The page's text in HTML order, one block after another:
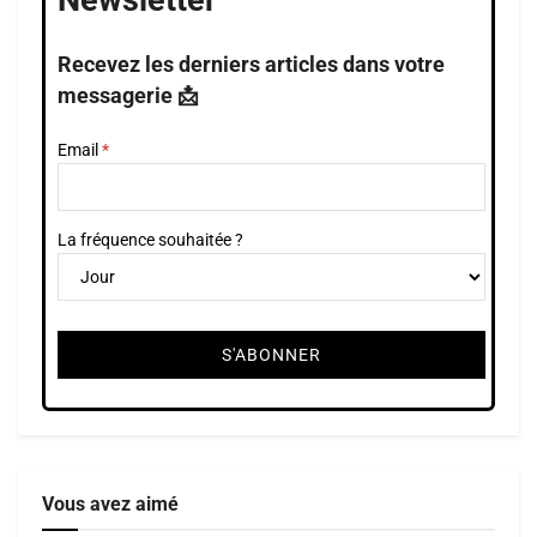
Recevez les derniers articles dans votre
messagerie 📩
Email
La fréquence souhaitée ?
Vous avez aimé